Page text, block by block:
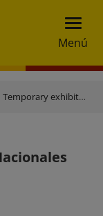
Menú
Temporary exhibitions